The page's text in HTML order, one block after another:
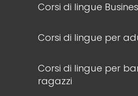
Corsi di lingue
Corsi di lingue per
Corsi di lingue per
ragazzi